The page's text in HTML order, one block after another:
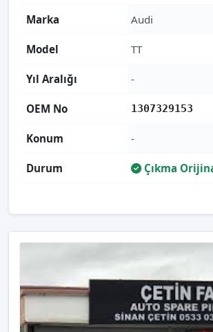
Marka Audi
Model TT
Yıl Aralığı -
OEM No 1307329153
Konum -
Durum Çıkma